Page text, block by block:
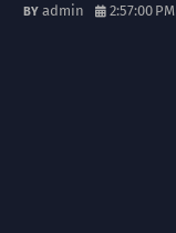
admin 2:57:00 PM